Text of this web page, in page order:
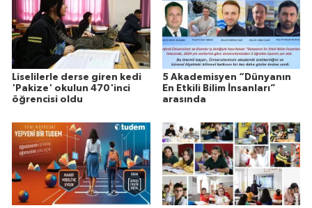
Liselilerle derse giren kedi
'Pakize' okulun 470'inci
öğrencisi oldu
5 Akademisyen “Dünyanın
En Etkili Bilim İnsanları”
arasında